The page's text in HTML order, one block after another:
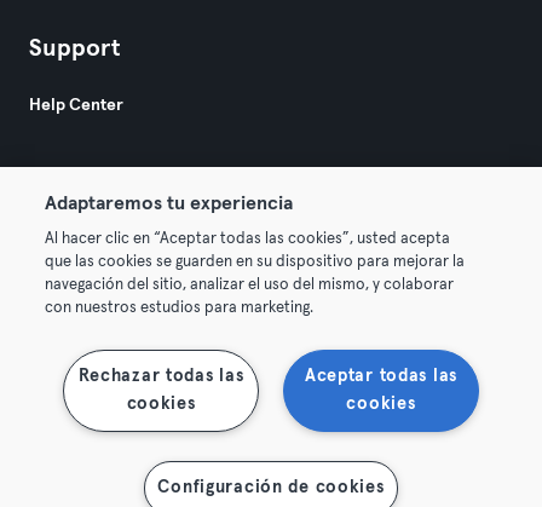
Support
Help Center
© 2026 Urban Sports Group GmbH. All rights reserved.
AGB Datenschutz Impressum
Vertrag hier kündigen Hier Verträge widerrufen
Adaptaremos tu experiencia
Al hacer clic en “Aceptar todas las cookies”, usted acepta
que las cookies se guarden en su dispositivo para mejorar la
navegación del sitio, analizar el uso del mismo, y colaborar
con nuestros estudios para marketing.
Aceptar todas las
cookies
Rechazar todas las
cookies
Configuración de cookies